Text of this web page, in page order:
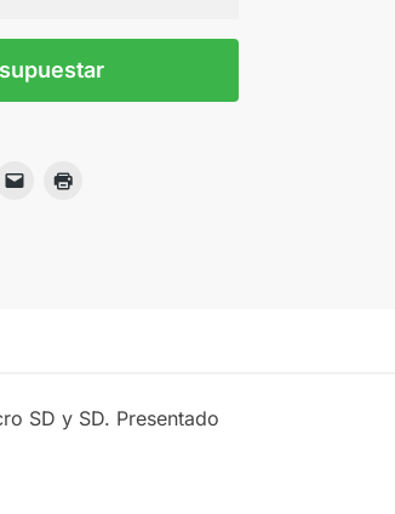
SD y SD. Presentado